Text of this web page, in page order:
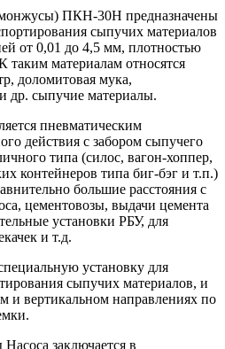
ПКН-30Н предназначены
сыпучих материалов
от 0,01 до 4,5 мм, плотностью
таким материалам относятся
доломитовая мука,
др. сыпучие материалы.
пневматическим
действия с забором сыпучего
типа (силос, вагон-хоппер,
контейнеров типа биг-бэг и т.п.)
большие расстояния с
цементовозы, выдачи цемента
установки РБУ, для
и т.д.
установку для
сыпучих материалов, и
и вертикальном направлениях по
заключается в